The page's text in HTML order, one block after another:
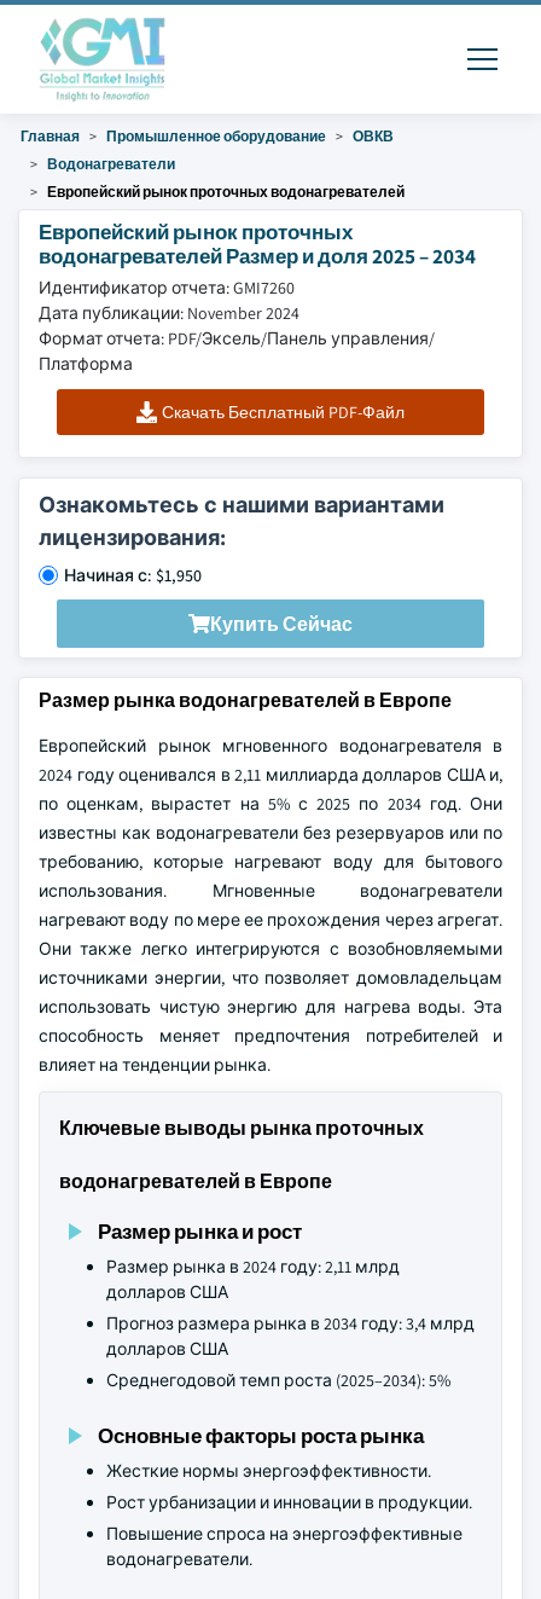
Главная Промышленное оборудование
ОВКВ
Водонагреватели
Европейский рынок проточных водонагревателей
Европейский рынок проточных
водонагревателей Размер и доля 2025 – 2034
Идентификатор отчета: GMI7260
Дата публикации: November 2024
Формат отчета: PDF/Эксель/Панель управления/
Платформа
Скачать Бесплатный PDF-Файл
Ознакомьтесь с нашими вариантами
лицензирования:
Начиная с: $1,950
Купить Сейчас
Размер рынка водонагревателей в Европе
Европейский рынок мгновенного водонагревателя в
2024 году оценивался в 2,11 миллиарда долларов США и,
по оценкам, вырастет на 5% с 2025 по 2034 год. Они
известны как водонагреватели без резервуаров или по
требованию, которые нагревают воду для бытового
использования. Мгновенные водонагреватели
нагревают воду по мере ее прохождения через агрегат.
Они также легко интегрируются с возобновляемыми
источниками энергии, что позволяет домовладельцам
использовать чистую энергию для нагрева воды. Эта
способность меняет предпочтения потребителей и
влияет на тенденции рынка.
Ключевые выводы рынка проточных
водонагревателей в Европе
Размер рынка и рост
Размер рынка в 2024 году: 2,11 млрд
долларов США
Прогноз размера рынка в 2034 году: 3,4 млрд
долларов США
Среднегодовой темп роста (2025–2034): 5%
Основные факторы роста рынка
Жесткие нормы энергоэффективности.
Рост урбанизации и инновации в продукции.
Повышение спроса на энергоэффективные
водонагреватели.